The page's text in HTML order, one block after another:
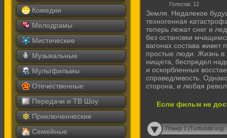
Комедии
Мелодрамы
Мистические
Музыкальные
Мультфильмы
Отечественные
Передачи и ТВ Шоу
Приключенческие
Семейные
Голосов: 12
Земля. Недалекое
техногенная
теперь лежат снег и
без остановки
вагонах состава
простые люди. Жизнь в
нищета, беспредел
и оскорбленных
справедливость.
сторона, и любая
Если фильм не
Плеер 1 (Turbobitit.org)